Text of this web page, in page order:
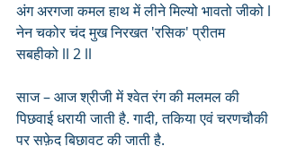
अंग अरगजा कमल हाथ में लीने मिल्यो भावतो जीको l
नेन चकोर चंद मुख निरखत 'रसिक' प्रीतम
सबहीको ll 2 ll
साज – आज श्रीजी में श्वेत रंग की मलमल की
पिछवाई धरायी जाती है. गादी, तकिया एवं चरणचौकी
पर सफ़ेद बिछावट की जाती है.